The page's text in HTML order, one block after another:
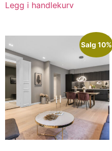
Legg i handlekurv
Salg 10%